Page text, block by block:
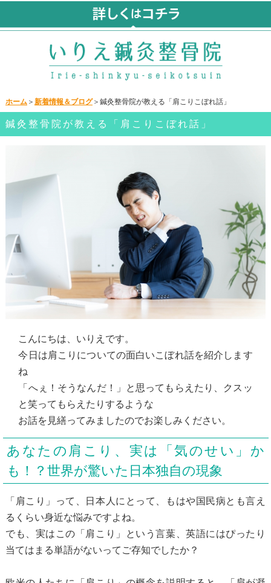
ホーム＞ 新着情報＆ブログ＞鍼灸整骨院が教える「肩こりこぼれ話」
鍼灸整骨院が教える「肩こりこぼれ話」
こんにちは、いりえです。
今日は肩こりについての面白いこぼれ話を紹介します
ね
「へぇ！そうなんだ！」と思ってもらえたり、クスッ
と笑ってもらえたりするような
お話を見繕ってみましたのでお楽しみください。
あなたの肩こり、実は「気のせい」か
も！？世界が驚いた日本独自の現象
「肩こり」って、日本人にとって、もはや国民病とも言え
るくらい身近な悩みですよね。
でも、実はこの「肩こり」という言葉、英語にはぴったり
当てはまる単語がないってご存知でしたか？